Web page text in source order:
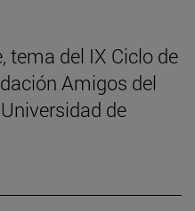
tema del IX Ciclo de
Amigos del
de